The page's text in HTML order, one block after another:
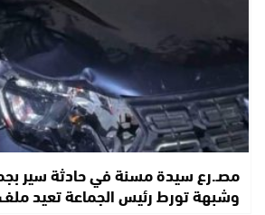
مصـ.رع سيدة مسنة في حادثة سير
وشبهة تورط رئيس الجماعة تعيد